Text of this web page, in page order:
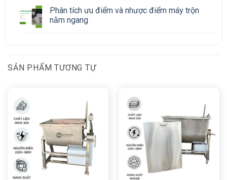
Phân tích ưu điểm và nhược điểm máy trộn
nằm ngang
SẢN PHẨM TƯƠNG TỰ